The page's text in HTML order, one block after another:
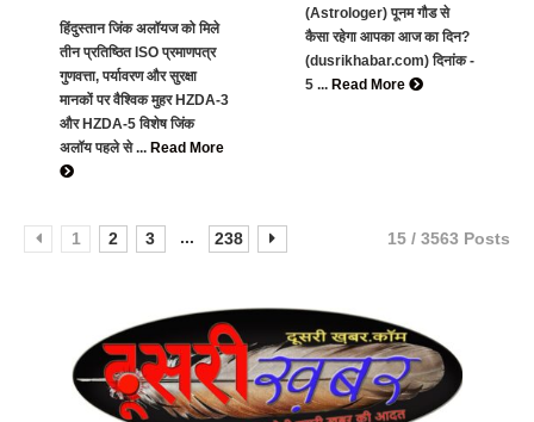
हिंदुस्तान जिंक अलॉयज को मिले
तीन प्रतिष्ठित ISO प्रमाणपत्र
गुणवत्ता, पर्यावरण और सुरक्षा
मानकों पर वैश्विक मुहर HZDA-3
और HZDA-5 विशेष जिंक
अलॉय पहले से ... Read More
(Astrologer) पूनम गौड से
कैसा रहेगा आपका आज का दिन?
(dusrikhabar.com) दिनांक -
5 ... Read More
1 2 3 ... 238 15 / 3563 Posts